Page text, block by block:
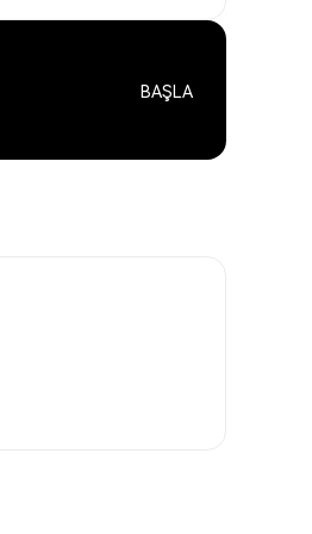
BAŞLA